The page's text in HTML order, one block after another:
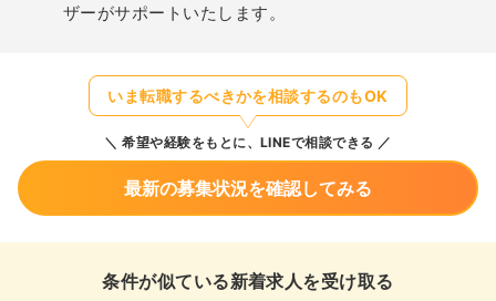
ザーがサポートいたします。
いま転職するべきかを相談するのもOK
希望や経験をもとに、LINEで相談できる
最新の募集状況を確認してみる
条件が似ている新着求人を受け取る